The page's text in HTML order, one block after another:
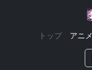
トップ
アニメ